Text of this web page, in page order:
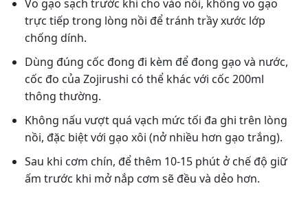
Vo gạo sạch trước khi cho vào nồi, không vo gạo
trực tiếp trong lòng nồi để tránh trầy xước lớp
chống dính.
Dùng đúng cốc đong đi kèm để đong gạo và nước,
cốc đo của Zojirushi có thể khác với cốc 200ml
thông thường.
Không nấu vượt quá vạch mức tối đa ghi trên lòng
nồi, đặc biệt với gạo xôi (nở nhiều hơn gạo trắng).
Sau khi cơm chín, để thêm 10-15 phút ở chế độ giữ
ấm trước khi mở nắp cơm sẽ đều và dẻo hơn.